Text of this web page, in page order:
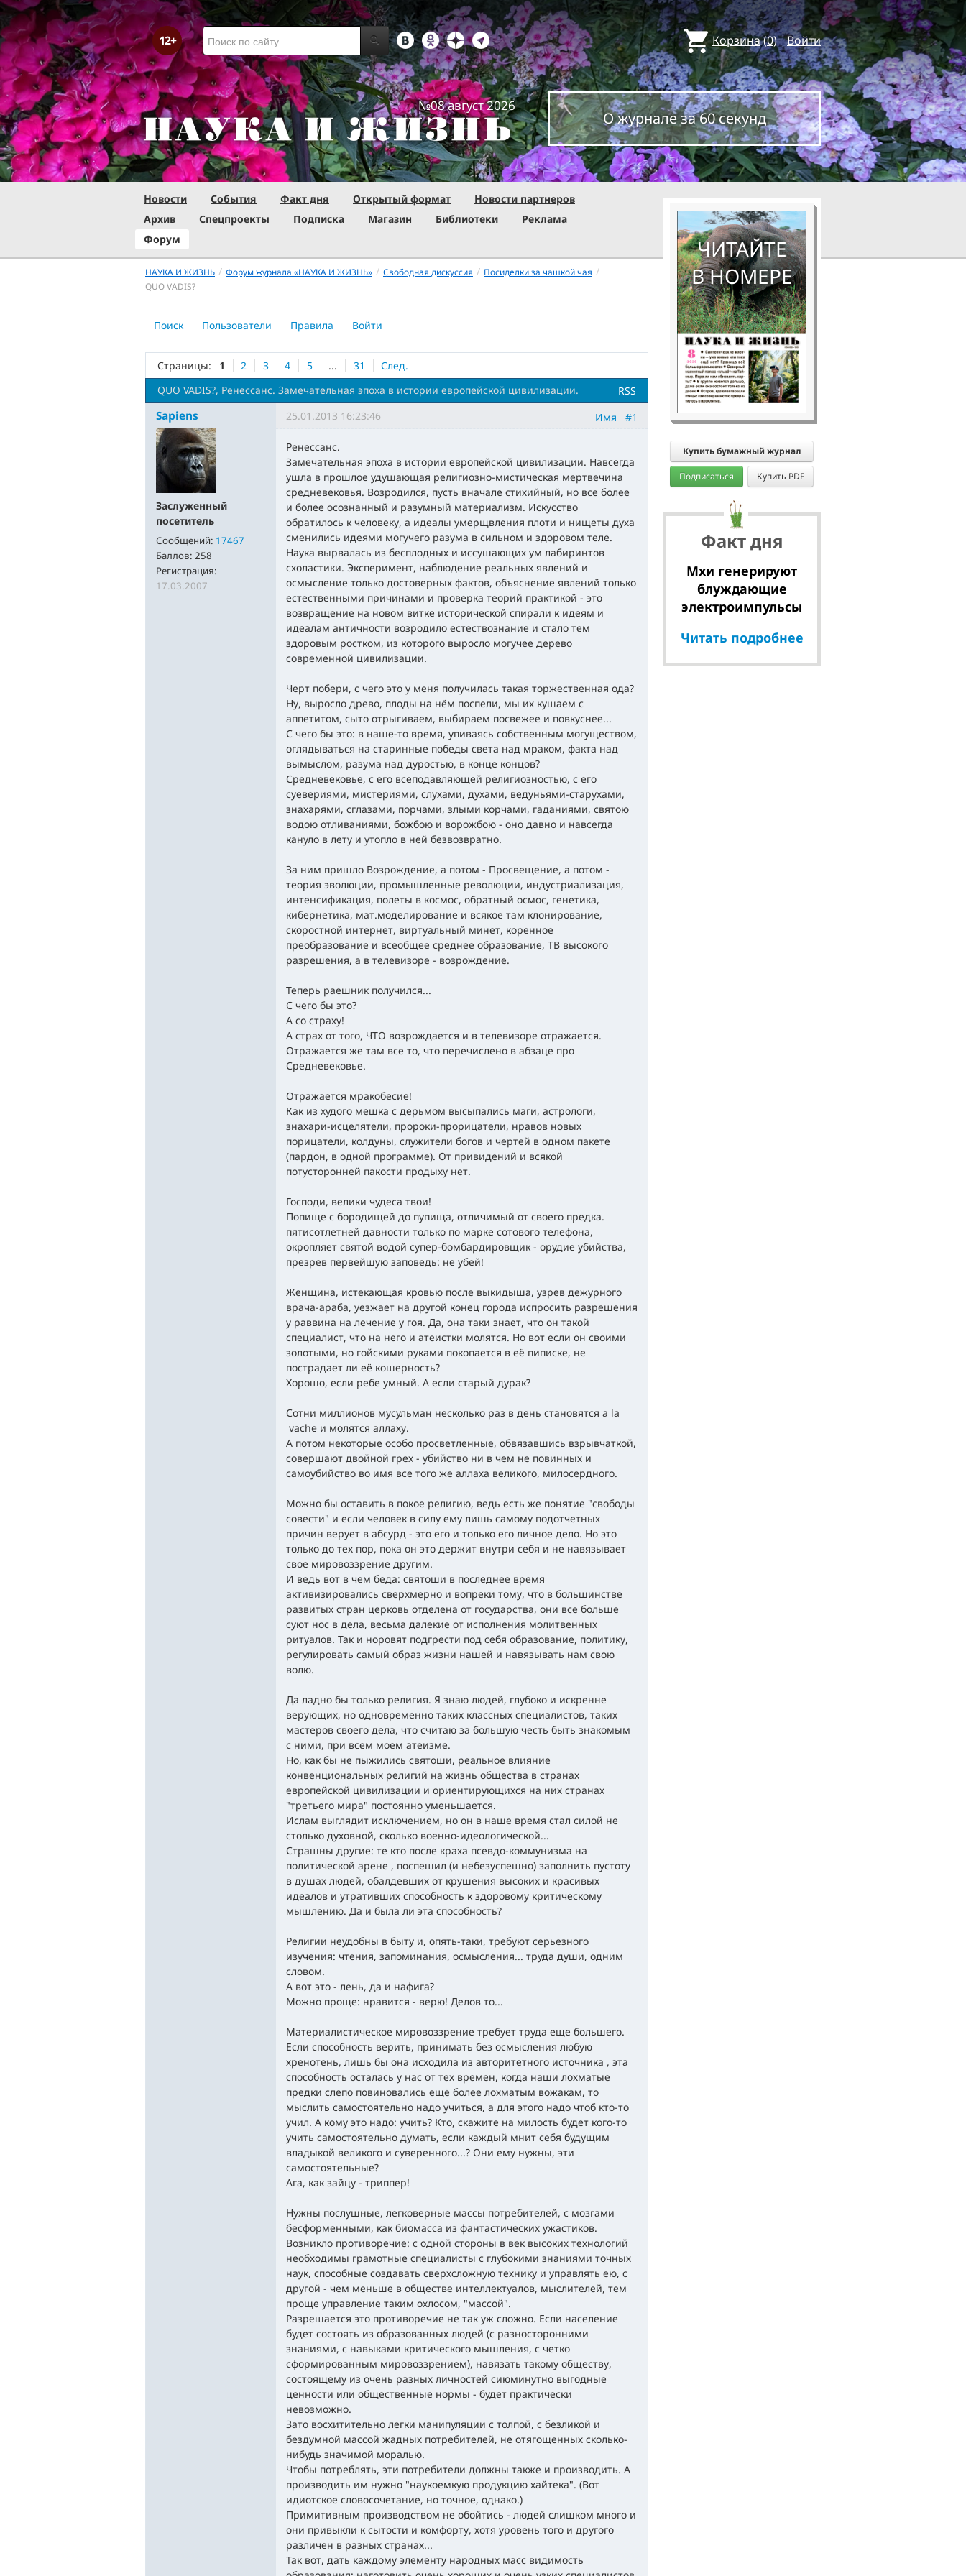
Корзина(0) Войти
№08 август 2026
О журнале за 60 секунд
Новости События Факт дня Открытый формат
Новости партнеров
Архив
Спецпроекты Подписка Магазин Библиотеки
Реклама
Форум
НАУКА И ЖИЗНЬ / Форум журнала «НАУКА И ЖИЗНЬ» / Свободная дискуссия / Посиделки за чашкой чая /
QUО VADIS?
Поиск Пользователи Правила Войти
Страницы: 1 2 3 4 5 ... 31
След.
RSS
QUО VADIS?, Ренессанс. Замечательная эпоха в истории европейской цивилизации.
Sapiens
Заслуженный
посетитель
Сообщений: 17467
Баллов: 258
Регистрация:
17.03.2007
Имя #1
25.01.2013 16:23:46
Ренессанс.
Замечательная эпоха в истории европейской цивилизации. Навсегда
ушла в прошлое удушающая религиозно-мистическая мертвечина
средневековья. Возродился, пусть вначале стихийный, но все более
и более осознанный и разумный материализм. Искусство
обратилось к человеку, а идеалы умерщвления плоти и нищеты духа
сменились идеями могучего разума в сильном и здоровом теле.
Наука вырвалась из бесплодных и иссушающих ум лабиринтов
схоластики. Эксперимент, наблюдение реальных явлений и
осмысление только достоверных фактов, объяснение явлений только
естественными причинами и проверка теорий практикой - это
возвращение на новом витке исторической спирали к идеям и
идеалам античности возродило естествознание и стало тем
здоровым ростком, из которого выросло могучее дерево
современной цивилизации.
Черт побери, с чего это у меня получилась такая торжественная ода?
Ну, выросло древо, плоды на нём поспели, мы их кушаем с
аппетитом, сыто отрыгиваем, выбираем посвежее и повкуснее...
С чего бы это: в наше-то время, упиваясь собственным могуществом,
оглядываться на старинные победы света над мраком, факта над
вымыслом, разума над дуростью, в конце концов?
Средневековье, с его всеподавляющей религиозностью, с его
суевериями, мистериями, слухами, духами, ведуньями-старухами,
знахарями, сглазами, порчами, злыми корчами, гаданиями, святою
водою отливаниями, божбою и ворожбою - оно давно и навсегда
кануло в лету и утопло в ней безвозвратно.
За ним пришло Возрождение, а потом - Просвещение, а потом -
теория эволюции, промышленные революции, индустриализация,
интенсификация, полеты в космос, обратный осмос, генетика,
кибернетика, мат.моделирование и всякое там клонирование,
скоростной интернет, виртуальный минет, коренное
преобразование и всеобщее среднее образование, ТВ высокого
разрешения, а в телевизоре - возрождение.
Теперь раешник получился...
С чего бы это?
А со страху!
А страх от того, ЧТО возрождается и в телевизоре отражается.
Отражается же там все то, что перечислено в абзаце про
Средневековье.
Отражается мракобесие!
Как из худого мешка с дерьмом высыпались маги, астрологи,
знахари-исцелятели, пророки-прорицатели, нравов новых
порицатели, колдуны, служители богов и чертей в одном пакете
(пардон, в одной программе). От привидений и всякой
потусторонней пакости продыху нет.
Господи, велики чудеса твои!
Попище с бородищей до пупища, отличимый от своего предка.
пятисотлетней давности только по марке сотового телефона,
окропляет святой водой супер-бомбардировщик - орудие убийства,
презрев первейшую заповедь: не убей!
Женщина, истекающая кровью после выкидыша, узрев дежурного
врача-араба, уезжает на другой конец города испросить разрешения
у раввина на лечение у гоя. Да, она таки знает, что он такой
специалист, что на него и атеистки молятся. Но вот если он своими
золотыми, но гойскими руками покопается в её пиписке, не
пострадает ли её кошерность?
Хорошо, если ребе умный. А если старый дурак?
Сотни миллионов мусульман несколько раз в день становятся a la
vache и молятся аллаху.
А потом некоторые особо просветленные, обвязавшись взрывчаткой,
совершают двойной грех - убийство ни в чем не повинных и
самоубийство во имя все того же аллаха великого, милосердного.
Можно бы оставить в покое религию, ведь есть же понятие "свободы
совести" и если человек в силу ему лишь самому подотчетных
причин верует в абсурд - это его и только его личное дело. Но это
только до тех пор, пока он это держит внутри себя и не навязывает
свое мировоззрение другим.
И ведь вот в чем беда: святоши в последнее время
активизировались сверхмерно и вопреки тому, что в большинстве
развитых стран церковь отделена от государства, они все больше
суют нос в дела, весьма далекие от исполнения молитвенных
ритуалов. Так и норовят подгрести под себя образование, политику,
регулировать самый образ жизни нашей и навязывать нам свою
волю.
Да ладно бы только религия. Я знаю людей, глубоко и искренне
верующих, но одновременно таких классных специалистов, таких
мастеров своего дела, что считаю за большую честь быть знакомым
с ними, при всем моем атеизме.
Но, как бы не пыжились святоши, реальное влияние
конвенциональных религий на жизнь общества в странах
европейской цивилизации и ориентирующихся на них странах
"третьего мира" постоянно уменьшается.
Ислам выглядит исключением, но он в наше время стал силой не
столько духовной, сколько военно-идеологической...
Страшны другие: те кто после краха псевдо-коммунизма на
политической арене , поспешил (и небезуспешно) заполнить пустоту
в душах людей, обалдевших от крушения высоких и красивых
идеалов и утративших способность к здоровому критическому
мышлению. Да и была ли эта способность?
Религии неудобны в быту и, опять-таки, требуют серьезного
изучения: чтения, запоминания, осмысления... труда души, одним
словом.
А вот это - лень, да и нафига?
Можно проще: нравится - верю! Делов то...
Материалистическое мировоззрение требует труда еще большего.
Если способность верить, принимать без осмысления любую
хренотень, лишь бы она исходила из авторитетного источника , эта
способность осталась у нас от тех времен, когда наши лохматые
предки слепо повиновались ещё более лохматым вожакам, то
мыслить самостоятельно надо учиться, а для этого надо чтоб кто-то
учил. А кому это надо: учить? Кто, скажите на милость будет кого-то
учить самостоятельно думать, если каждый мнит себя будущим
владыкой великого и суверенного...? Они ему нужны, эти
самостоятельные?
Ага, как зайцу - триппер!
Нужны послушные, легковерные массы потребителей, с мозгами
бесформенными, как биомасса из фантастических ужастиков.
Возникло противоречие: с одной стороны в век высоких технологий
необходимы грамотные специалисты с глубокими знаниями точных
наук, способные создавать сверхсложную технику и управлять ею, с
другой - чем меньше в обществе интеллектуалов, мыслителей, тем
проще управление таким охлосом, "массой".
Разрешается это противоречие не так уж сложно. Если население
будет состоять из образованных людей (с разносторонними
знаниями, с навыками критического мышления, с четко
сформированным мировоззрением), навязать такому обществу,
состоящему из очень разных личностей сиюминутно выгодные
ценности или общественные нормы - будет практически
невозможно.
Зато восхитительно легки манипуляции с толпой, с безликой и
бездумной массой жадных потребителей, не отягощенных сколько-
нибудь значимой моралью.
Чтобы потреблять, эти потребители должны также и производить. А
производить им нужно "наукоемкую продукцию хайтека". (Вот
идиотское словосочетание, но точное, однако.)
Примитивным производством не обойтись - людей слишком много и
они привыкли к сытости и комфорту, хотя уровень того и другого
различен в разных странах...
Так вот, дать каждому элементу народных масс видимость
ЧИТАЙТЕ
В НОМЕРЕ
Купить бумажный журнал
Подписаться Купить PDF
Факт дня
Мхи генерируют
блуждающие
электроимпульсы
Читать подробнее